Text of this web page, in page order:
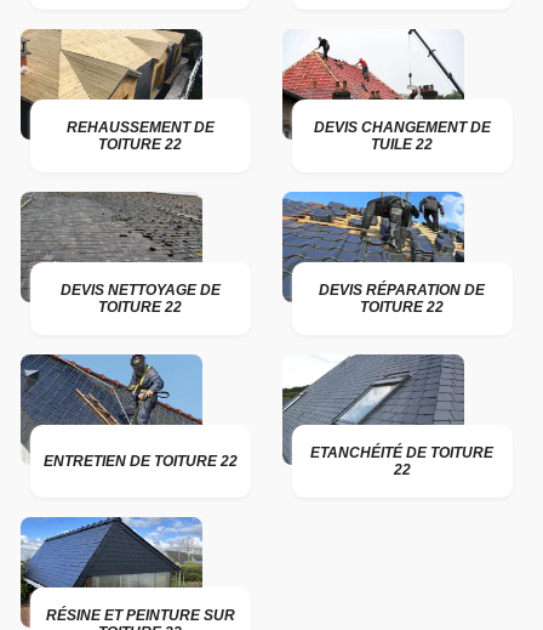
REHAUSSEMENT DE
TOITURE 22
DEVIS CHANGEMENT DE
TUILE 22
DEVIS NETTOYAGE DE
TOITURE 22
DEVIS RÉPARATION DE
TOITURE 22
ENTRETIEN DE TOITURE 22
ETANCHÉITÉ DE TOITURE
22
RÉSINE ET PEINTURE SUR